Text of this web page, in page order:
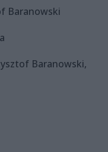
Baranowski
Baranowski,